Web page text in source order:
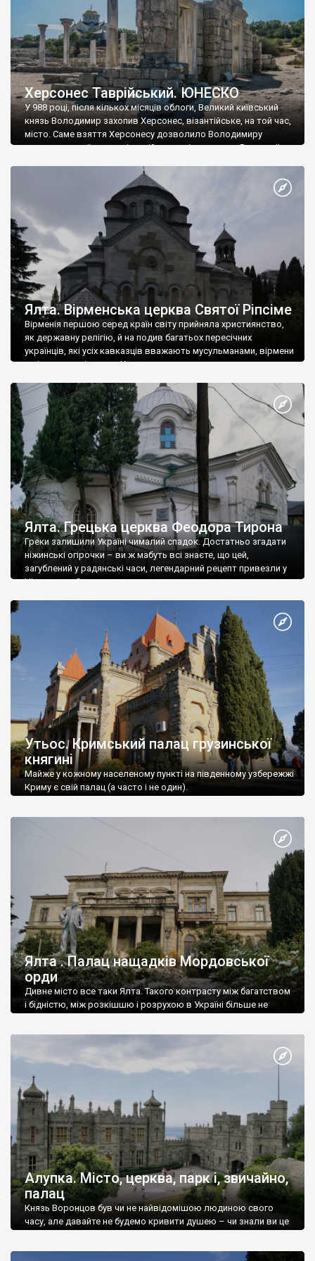
Херсонес Таврійський. ЮНЕСКО
У 988 році, після кількох місяців облоги, Великий київський
князь Володимир захопив Херсонес, візантійське, на той час,
місто. Саме взяття Херсонесу дозволило Володимиру
диктувати свої умови візантійському імператору Василю ІІ, та
Херсонесі Володимир-язичник, став Василем-християнином.
А потім було Хрещення Русі. На честь Херсонесу Таврійського
Ялта. Вірменська церква Святої Ріпсіме
Вірменія першою серед країн світу прийняла християнство,
як державну релігію, й на подив багатьох пересічних
українців, які усіх кавказців вважають мусульманами, вірмени
є відданими вірянами Христа
Ялта. Грецька церква Феодора Тирона
Греки залишили Україні чималий спадок. Достатньо згадати
ніжинські огірочки – ви ж мабуть всі знаєте, що цей,
загублений у радянські часи, легендарний рецепт привезли у
Ніжин греки?
Утьос. Кримський палац грузинської
княгині
Майже у кожному населеному пункті на південному узбережжі
Криму є свій палац (а часто і не один).
Ялта . Палац нащадків Мордовської
орди
Дивне місто все таки Ялта. Такого контрасту між багатством
і бідністю, між розкішшю і розрухою в Україні більше не
Алупка. Місто, церква, парк і, звичайно,
палац
Князь Воронцов був чи не найвідомішою людиною свого
часу, але давайте не будемо кривити душею – чи знали ви це